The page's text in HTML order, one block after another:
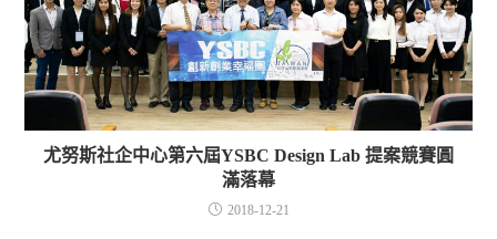
尤努斯社企中心第六屆YSBC Design Lab 提案競賽圓
滿落幕
2018-12-21